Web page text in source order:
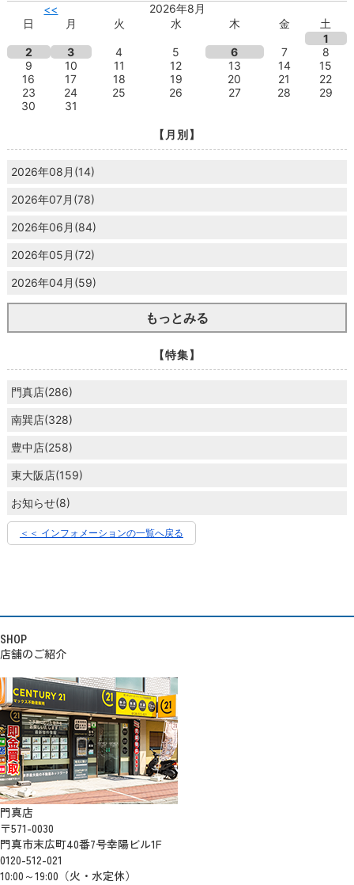
<<
2026年8月
日
月 火 水 木 金
土
1
2
3 4 5 6 7
8
9
10 11 12 13 14
15
16
17 18 19 20 21
22
23
24 25 26 27 28
29
30
31
【月別】
2026年08月(14)
2026年07月(78)
2026年06月(84)
2026年05月(72)
2026年04月(59)
もっとみる
【特集】
門真店(286)
南巽店(328)
豊中店(258)
東大阪店(159)
お知らせ(8)
＜＜ インフォメーションの一覧へ戻る
SHOP
店舗のご紹介
門真店
〒571-0030
門真市末広町40番7号幸陽ビル1F
0120-512-021
10:00～19:00（火・水定休）